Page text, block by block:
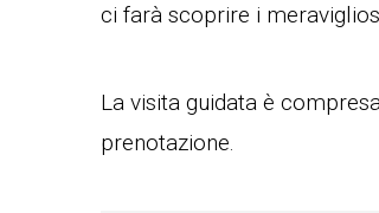
ci farà scoprire i
La visita guidata è
prenotazione.